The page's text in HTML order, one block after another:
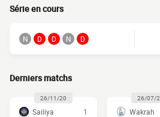
Série en cours
N D D N D
Derniers matchs
26/11/20
Sailiya
1
26/07/
Wakrah